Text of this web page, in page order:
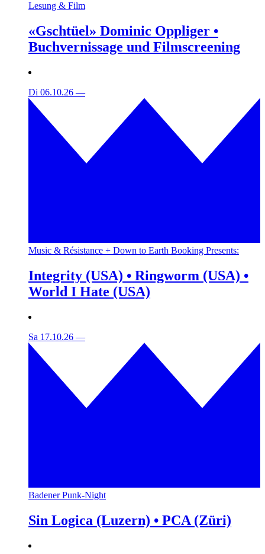
Lesung & Film
«Gschtüel» Dominic Oppliger •
Buchvernissage und Filmscreening
Di 06.10.26 —
Music & Résistance + Down to Earth Booking Presents:
Integrity (USA) • Ringworm (USA) •
World I Hate (USA)
Sa 17.10.26 —
Badener Punk-Night
Sin Logica (Luzern) • PCA (Züri)